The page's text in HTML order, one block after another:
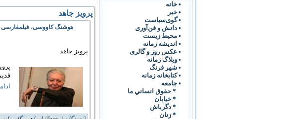
• خانه
• خبر
• گوی‌سياست
• دانش و فن‌آوری
• محیط زیست
• انديشه زمانه
• عکس روز و گالری
• وبلاگ زمانه
• شهر فرنگ
• کتابخانه زمانه
• جامعه
* حقوق انساني ما
* خيابان
* دگرباش
* زنان
پرویز جاهد
هوشنگ کاووسی، فیلمفارسی و
پرویز جاهد